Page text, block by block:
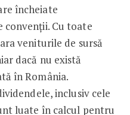
încheiate
convenții. Cu toate
veniturile de sursă
dacă nu există
în România.
inclusiv cele
luate în calcul pentru